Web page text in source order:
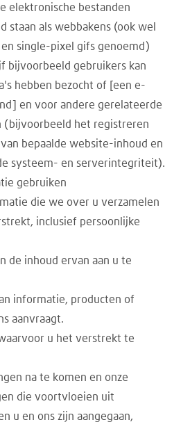
elektronische bestanden
staan als webbakens (ook wel
single-pixel gifs genoemd)
bijvoorbeeld gebruikers kan
hebben bezocht of [een e-
en voor andere gerelateerde
(bijvoorbeeld het registreren
bepaalde website-inhoud en
systeem- en serverintegriteit).
gebruiken
die we over u verzamelen
inclusief persoonlijke
de inhoud ervan aan u te
informatie, producten of
aanvraagt.
u het verstrekt te
na te komen en onze
die voortvloeien uit
u en ons zijn aangegaan,